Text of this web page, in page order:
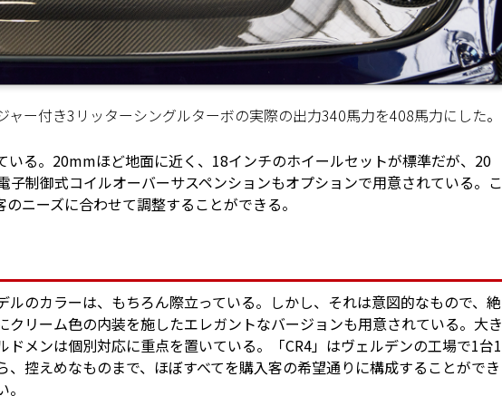
ー付き3リッターシングルターボの実際の出力340馬力を408馬力にした。
いる。20mmほど地面に近く、18インチのホイールセットが標準だが、20
子制御式コイルオーバーサスペンションもオプションで用意されている。こ
ニーズに合わせて調整することができる。
のカラーは、もちろん際立っている。しかし、それは意図的なもので、絶
リーム色の内装を施したエレガントなバージョンも用意されている。大き
メンは個別対応に重点を置いている。「CR4」はヴェルデンの工場で1台1
控えめなものまで、ほぼすべてを購入客の希望通りに構成することができ